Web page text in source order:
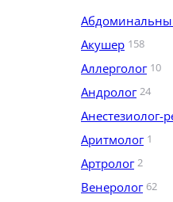
Акушер 158
Аллерголог 10
Андролог 24
Анестезиолог-
Аритмолог 1
Артролог 2
Венеролог 62